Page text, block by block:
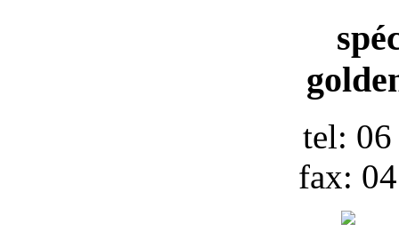
tel:
fax: